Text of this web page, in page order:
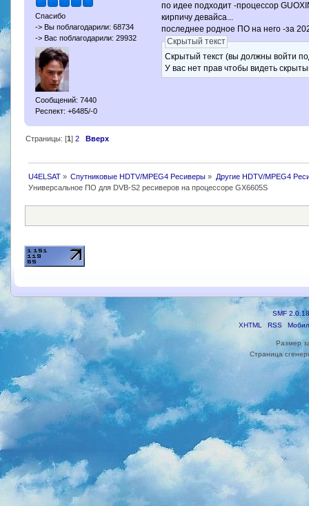
Спасибо
-> Вы поблагодарили: 68734
-> Вас поблагодарили: 29932
Сообщений: 7440
Респект: +6485/-0
по идее подходит -процессор
кирпичу девайса...
последнее родное ПО на него -за
Скрытый текст
Скрытый текст (вы должны войти
У вас нет прав чтобы видеть
Страницы: [1] 2 Вверх
U4ELSAT» Спутниковые HDTV/MPEG4 Ресиверы » Другие HDTV/MPEG4
Универсальное ПО для DVB-S2 ресиверов на процессоре GX6605S
SMF 2.0.18
XHTML
RSS
Размер
Страница